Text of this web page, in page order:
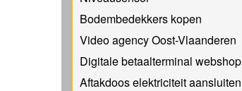
Bodembedekkers kopen
Video agency Oost-Vlaanderen
Digitale betaalterminal webshop
Aftakdoos elektriciteit aansluiten